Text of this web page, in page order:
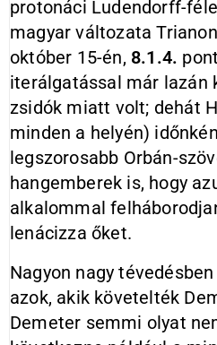
protonáci Ludendorff-
magyar változata
október 15-én, 8.1.4.
iterálgatással már lazán
zsidók miatt volt; dehát
minden a helyén)
legszorosabb Orbán-
hangemberek is, hogy
alkalommal
lenácizza őket.
Nagyon nagy
azok, akik követelték
Demeter semmi olyat